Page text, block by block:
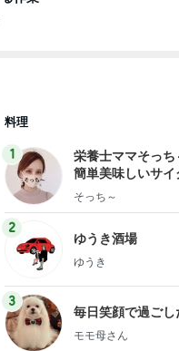
料理
1
栄養士ママそっち
簡単美味しいサイ
献立
そっち～
2
ゆうき酒場
ゆうき
3
毎日笑顔で過ごし
モモ母さん